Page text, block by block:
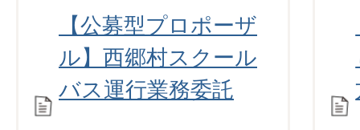
【公募型プロポーザ
ル】西郷村スクール
バス運行業務委託